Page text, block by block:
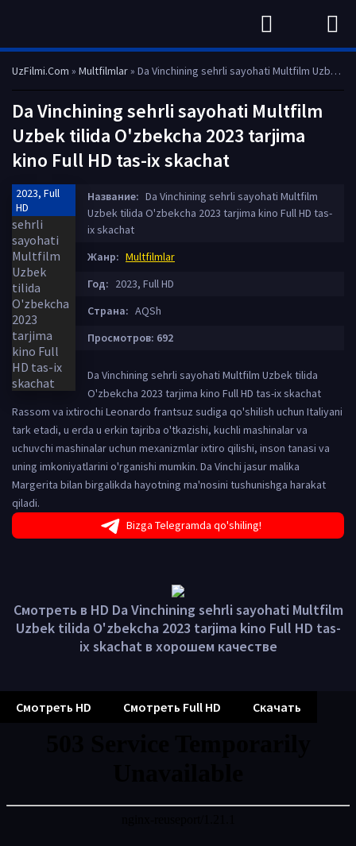
UzFilmi.Com » Multfilmlar» Da Vinchining sehrli sayohati Multfilm Uzbek tilida O'zbekcha 2023 tarjima kino Full HD tas-ix skachat
Da Vinchining sehrli sayohati Multfilm
Uzbek tilida O'zbekcha 2023 tarjima
kino Full HD tas-ix skachat
2023, Full
HD
Название: Da Vinchining sehrli sayohati Multfilm
Uzbek tilida O'zbekcha 2023 tarjima kino Full HD tas-
ix skachat
Жанр: Multfilmlar
Год: 2023, Full HD
Страна: AQSh
Просмотров: 692
Da Vinchining sehrli sayohati Multfilm Uzbek tilida
O'zbekcha 2023 tarjima kino Full HD tas-ix skachat
Rassom va ixtirochi Leonardo frantsuz sudiga qo'shilish uchun Italiyani
tark etadi, u erda u erkin tajriba o'tkazishi, kuchli mashinalar va
uchuvchi mashinalar uchun mexanizmlar ixtiro qilishi, inson tanasi va
uning imkoniyatlarini o'rganishi mumkin. Da Vinchi jasur malika
Margerita bilan birgalikda hayotning ma'nosini tushunishga harakat
qiladi.
Bizga Telegramda qo'shiling!
Смотреть в HD Da Vinchining sehrli sayohati Multfilm
Uzbek tilida O'zbekcha 2023 tarjima kino Full HD tas-
ix skachat в хорошем качестве
Смотреть HD Смотреть Full HD Скачать